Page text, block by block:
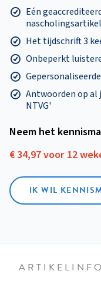
Eén
nascholingsartikel
Het tijdschrift 3
Onbeperkt
Antwoorden op al
NTVG'
Neem het
€ 34,97 voor 12
IK WIL